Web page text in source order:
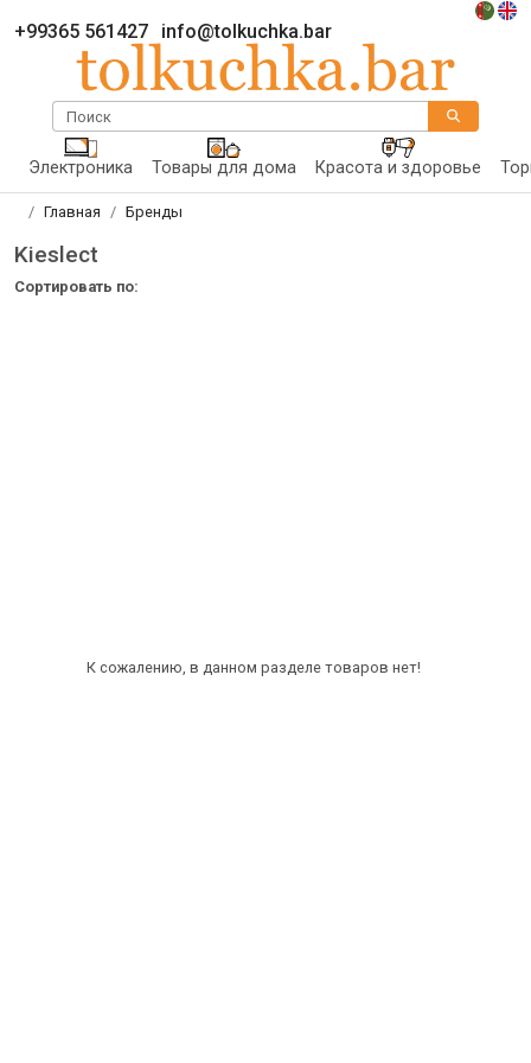
+99365 561427 info@tolkuchka.bar
Поиск
Электроника Товары для дома Красота и здоровье
Главная Бренды
Kieslect
Сортировать по:
К сожалению, в данном разделе товаров нет!